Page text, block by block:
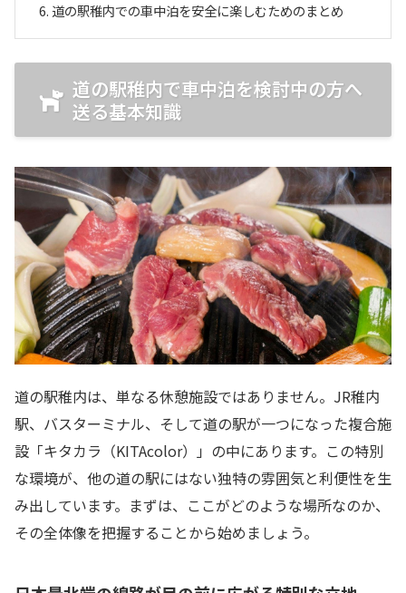
道の駅稚内での車中泊を安全に楽しむためのまとめ
道の駅稚内で車中泊を検討中の方へ
送る基本知識
道の駅稚内は、単なる休憩施設ではありません。JR稚内
駅、バスターミナル、そして道の駅が一つになった複合施
設「キタカラ（KITAcolor）」の中にあります。この特別
な環境が、他の道の駅にはない独特の雰囲気と利便性を生
み出しています。まずは、ここがどのような場所なのか、
その全体像を把握することから始めましょう。